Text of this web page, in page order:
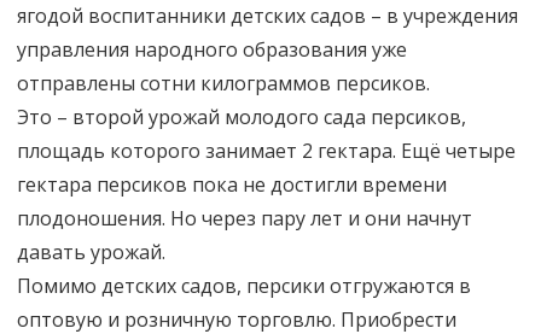
ягодой воспитанники детских садов – в учреждения
управления народного образования уже
отправлены сотни килограммов персиков.
Это – второй урожай молодого сада персиков,
площадь которого занимает 2 гектара. Ещё четыре
гектара персиков пока не достигли времени
плодоношения. Но через пару лет и они начнут
давать урожай.
Помимо детских садов, персики отгружаются в
оптовую и розничную торговлю. Приобрести